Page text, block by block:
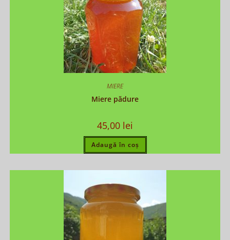
MIERE
Miere pădure
45,00 lei
Adaugă în coș